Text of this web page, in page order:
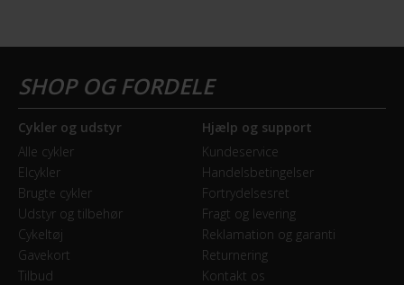
Cykler og udstyr
Alle cykler
Elcykler
Brugte cykler
Udstyr og tilbehør
Cykeltøj
Gavekort
Tilbud
Hjælp og support
Kundeservice
Handelsbetingelser
Fortrydelsesret
Fragt og levering
Reklamation og garanti
Returnering
Kontakt os